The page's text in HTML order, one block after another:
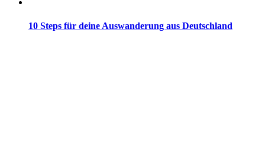
10 Steps für deine Auswanderung aus Deutschland